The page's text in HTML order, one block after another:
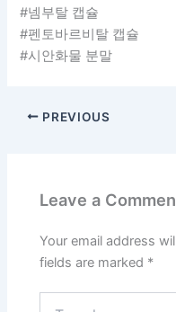
#넴부탈 캡슐
#펜토바르비탈 캡슐
#시안화물 분말
PREVIOUS
Leave a
Your email address
fields are marked *